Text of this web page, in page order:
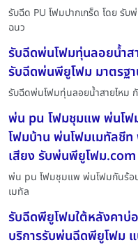
รับฉีด PU โฟมปากเกร็ด โดย รั
ฉนว
รับฉีดพ่นโฟมทุ่นลอยน้ำส
รับฉีดพ่นพียูโฟม มาตรฐ
รับฉีดพ่นโฟมทุ่นลอยน้ำสายไหม
พ่น pu โฟมชุมแพ พ่นโฟ
โฟมบ้าน พ่นโฟมเมทัลชี
เสียง รับพ่นพียูโฟม.com
พ่น pu โฟมชุมแพ พ่นโฟมกันร้อ
เมทัล
รับฉีดพียูโฟมใต้หลังคาบ่
บริการรับพ่นฉีดพียูโฟม